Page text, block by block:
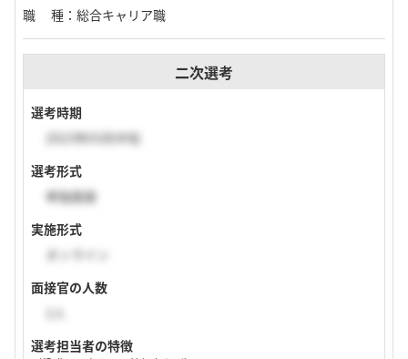
職種 ： 総合キャリア職
二次選考
選考時期
2023年03月中旬
選考形式
単独面接
実施形式
オンライン
面接官の人数
選考担当者の特徴